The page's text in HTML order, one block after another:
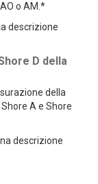
o AM.*
descrizione
D della
della
A e Shore
descrizione